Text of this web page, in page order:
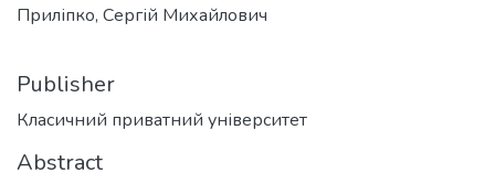
Приліпко, Сергій Михайлович
Publisher
Класичний приватний університет
Abstract